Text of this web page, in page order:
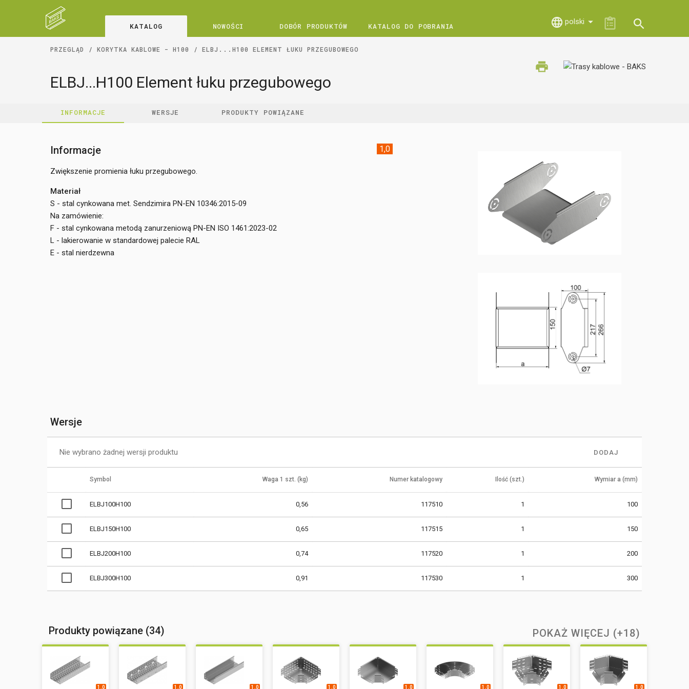
KATALOG NOWOŚCI DOBÓR PRODUKTÓW KATALOG DO POBRANIA polski
PRZEGLĄD KORYTKA KABLOWE - H100 ELBJ...H100 ELEMENT ŁUKU PRZEGUBOWEGO
ELBJ...H100 Element łuku przegubowego
INFORMACJE WERSJE PRODUKTY POWIĄZANE
1,0
Informacje
Zwiększenie promienia łuku przegubowego.
Materiał
S - stal cynkowana met. Sendzimira PN-EN 10346:2015-09
Na zamówienie:
F - stal cynkowana metodą zanurzeniową PN-EN ISO 1461:2023-02
L - lakierowanie w standardowej palecie RAL
E - stal nierdzewna
Wersje
Nie wybrano żadnej wersji produktu DODAJ
Symbol Waga 1 szt. (kg) Numer katalogowy Ilość (szt.) Wymiar a (mm)
ELBJ100H100 0,56 117510 1 100
ELBJ150H100 0,65 117515 1 150
ELBJ200H100 0,74 117520 1 200
ELBJ300H100 0,91 117530 1 300
Produkty powiązane (34) POKAŻ WIĘCEJ (+18)
1,0 1,0 1,0 1,0 1,0 1,0 1,0 1,0